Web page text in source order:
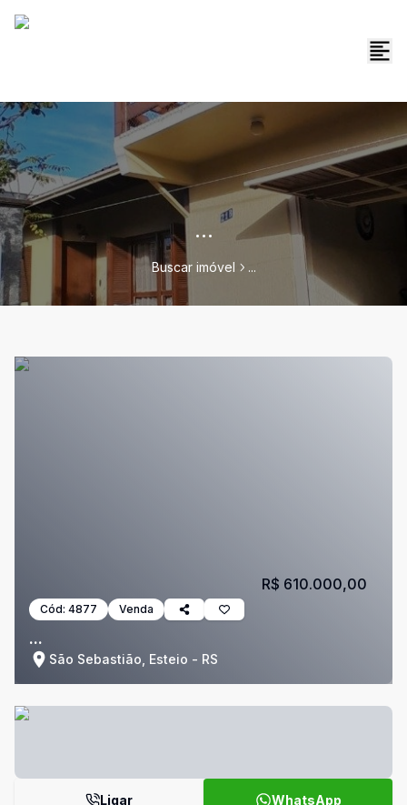
...
Buscar imóvel ...
Cód: 4877 Venda
...
São Sebastião, Esteio - RS
R$ 610.000,00
Ligar WhatsApp